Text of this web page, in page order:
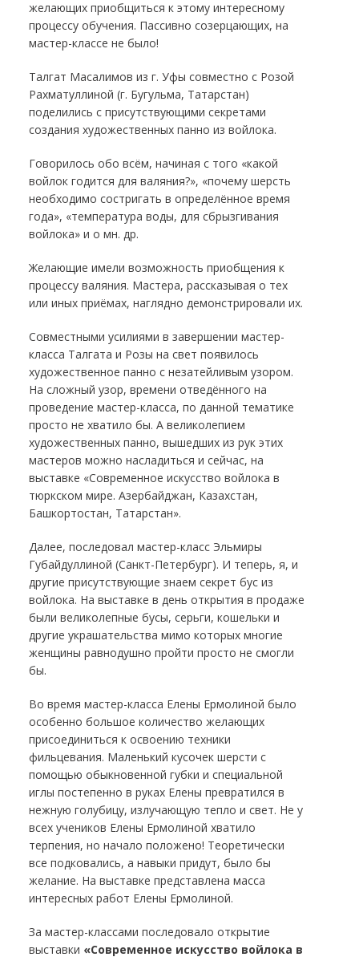
желающих приобщиться к этому интересному
процессу обучения. Пассивно созерцающих, на
мастер-классе не было!
Талгат Масалимов из г. Уфы совместно с Розой
Рахматуллиной (г. Бугульма, Татарстан)
поделились с присутствующими секретами
создания художественных панно из войлока.
Говорилось обо всём, начиная с того «какой
войлок годится для валяния?», «почему шерсть
необходимо состригать в определённое время
года», «температура воды, для сбрызгивания
войлока» и о мн. др.
Желающие имели возможность приобщения к
процессу валяния. Мастера, рассказывая о тех
или иных приёмах, наглядно демонстрировали их.
Совместными усилиями в завершении мастер-
класса Талгата и Розы на свет появилось
художественное панно с незатейливым узором.
На сложный узор, времени отведённого на
проведение мастер-класса, по данной тематике
просто не хватило бы. А великолепием
художественных панно, вышедших из рук этих
мастеров можно насладиться и сейчас, на
выставке «Современное искусство войлока в
тюркском мире. Азербайджан, Казахстан,
Башкортостан, Татарстан».
Далее, последовал мастер-класс Эльмиры
Губайдуллиной (Санкт-Петербург). И теперь, я, и
другие присутствующие знаем секрет бус из
войлока. На выставке в день открытия в продаже
были великолепные бусы, серьги, кошельки и
другие украшательства мимо которых многие
женщины равнодушно пройти просто не смогли
бы.
Во время мастер-класса Елены Ермолиной было
особенно большое количество желающих
присоединиться к освоению техники
фильцевания. Маленький кусочек шерсти с
помощью обыкновенной губки и специальной
иглы постепенно в руках Елены превратился в
нежную голубицу, излучающую тепло и свет. Не у
всех учеников Елены Ермолиной хватило
терпения, но начало положено! Теоретически
все подковались, а навыки придут, было бы
желание. На выставке представлена масса
интересных работ Елены Ермолиной.
За мастер-классами последовало открытие
выставки «Современное искусство войлока в